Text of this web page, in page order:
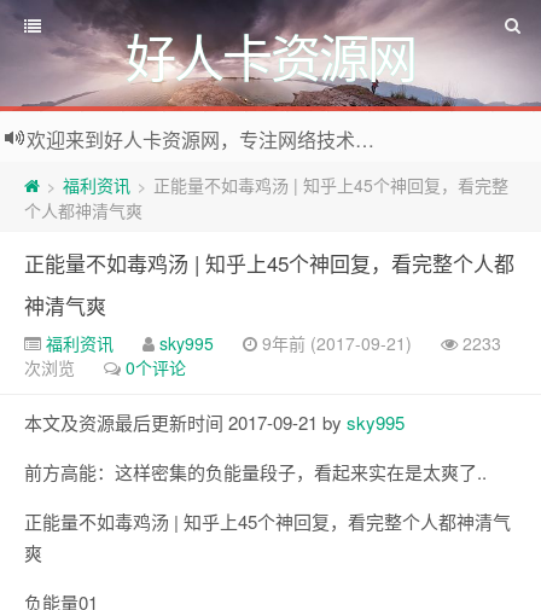
好人卡资源网
欢迎来到好人卡资源网，专注网络技术资源收集，我们不仅是网络资源的搬运工，也生产原创资源。寻找资源请留言或关注公众号:烈日下的男人
> 福利资讯 > 正能量不如毒鸡汤 | 知乎上45个神回复，看完整
个人都神清气爽
正能量不如毒鸡汤 | 知乎上45个神回复，看完整个人都
神清气爽
福利资讯 sky995 9年前 (2017-09-21)
2233
次浏览
0个评论
本文及资源最后更新时间 2017-09-21 by sky995
前方高能：这样密集的负能量段子，看起来实在是太爽了..
正能量不如毒鸡汤 | 知乎上45个神回复，看完整个人都神清气
爽
负能量01